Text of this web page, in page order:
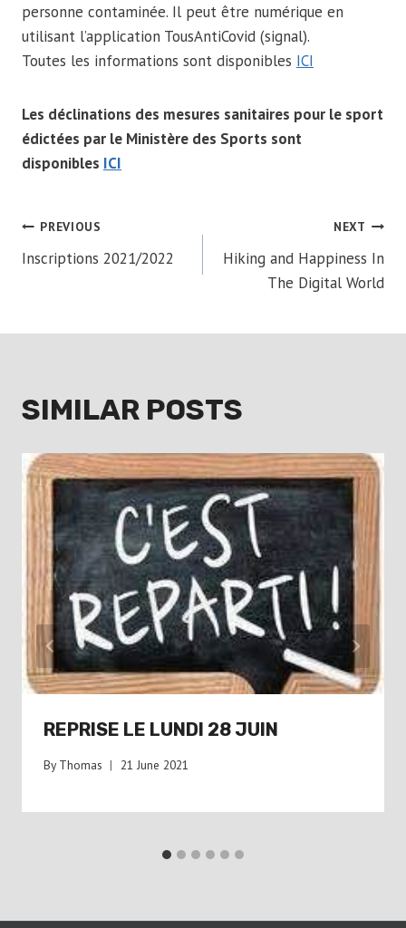
personne contaminée. Il peut être numérique en
utilisant l’application TousAntiCovid (signal).
Toutes les informations sont disponibles ICI
Les déclinations des mesures sanitaires pour le sport
édictées par le Ministère des Sports sont
disponibles ICI
POST
NAVIGATION
PREVIOUS
Inscriptions 2021/2022
NEXT
Hiking and Happiness In
The Digital World
SIMILAR POSTS
REPRISE LE LUNDI 28 JUIN
By Thomas 21 June 2021